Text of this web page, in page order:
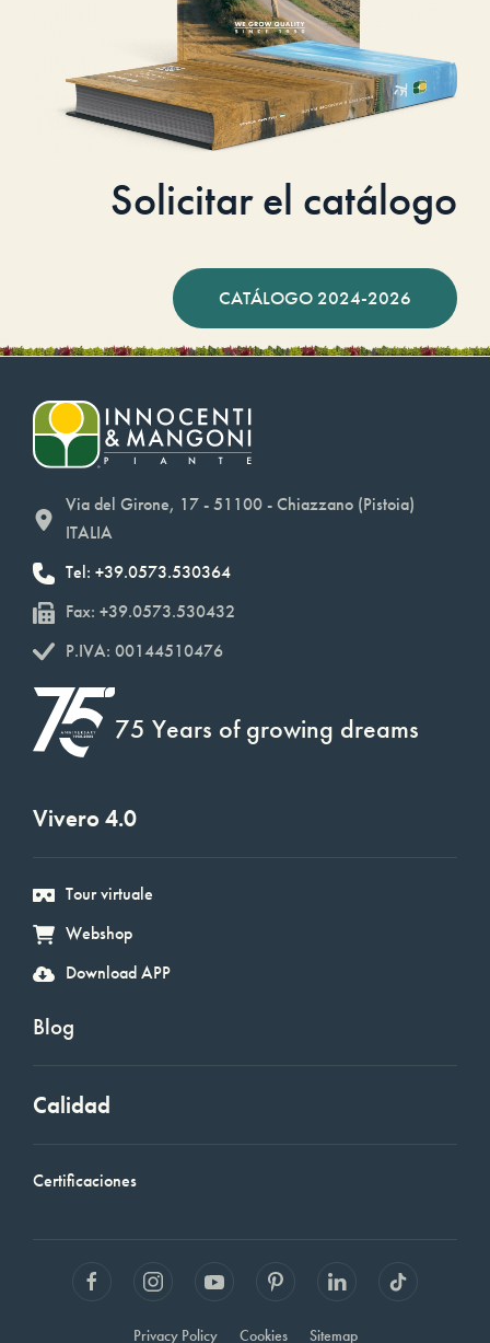
Solicitar el catálogo
CATÁLOGO 2024-2026
Via del Girone, 17 - 51100 - Chiazzano (Pistoia)
ITALIA
Tel: +39.0573.530364
Fax: +39.0573.530432
P.IVA: 00144510476
75 Years of growing dreams
Vivero 4.0
Tour virtuale
Webshop
Download APP
Blog
Calidad
Certificaciones
Privacy Policy Cookies Sitemap